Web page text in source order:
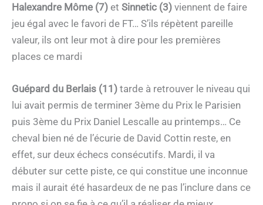
Halexandre Môme (7) et Sinnetic (3) viennent de faire
jeu égal avec le favori de FT… S’ils répètent pareille
valeur, ils ont leur mot à dire pour les premières
places ce mardi
Guépard du Berlais (11) tarde à retrouver le niveau qui
lui avait permis de terminer 3ème du Prix le Parisien
puis 3ème du Prix Daniel Lescalle au printemps… Ce
cheval bien né de l’écurie de David Cottin reste, en
effet, sur deux échecs consécutifs. Mardi, il va
débuter sur cette piste, ce qui constitue une inconnue
mais il aurait été hasardeux de ne pas l’inclure dans ce